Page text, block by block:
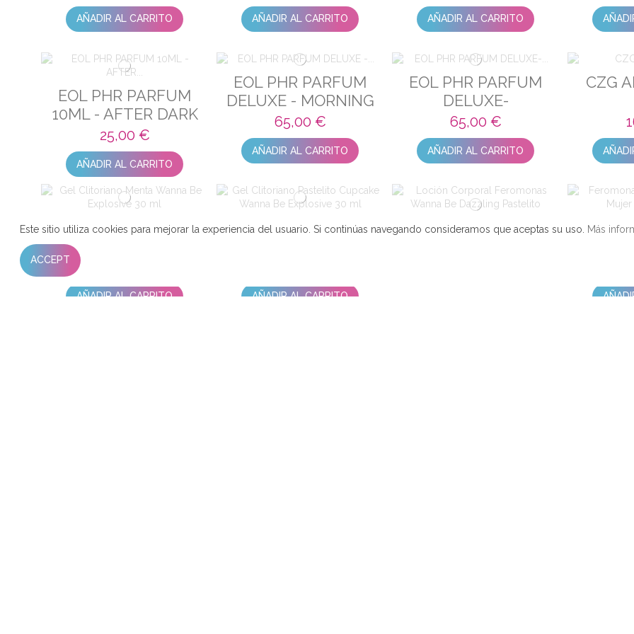
AÑADIR AL CARRITO AÑADIR AL CARRITO AÑADIR AL CARRITO
EOL PHR PARFUM
10ML - AFTER DARK
25,00 €
AÑADIR AL CARRITO
EOL PHR PARFUM
DELUXE - MORNING
GLOW
65,00 €
AÑADIR AL CARRITO
EOL PHR PARFUM
DELUXE-
CONFIDENCE
65,00 €
AÑADIR AL CARRITO
CZG
GEL CLITORIANO
MENTA WANNA BE
EXPLOSIVE 30 ML
AÑADIR AL CARRITO
GEL CLITORIANO
EXPLOSIVE 30 ML
AÑADIR AL CARRITO
LOCIÓN CORPORAL
MUJER
Este sitio utiliza cookies para mejorar la experiencia del usuario. Si continúas navegando consideramos que aceptas su uso. Más
ACCEPT